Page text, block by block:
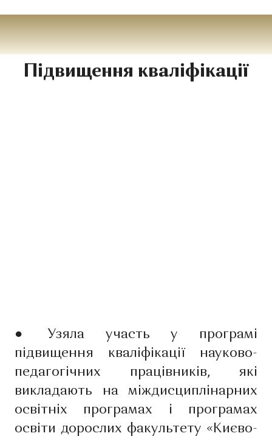
Підвищення кваліфікації
●
Узяла участь у програмі
підвищення кваліфікації науково-
педагогічних працівників, які
викладають на міждисциплінарних
освітніх програмах і програмах
освіти дорослих факультету «Києво-